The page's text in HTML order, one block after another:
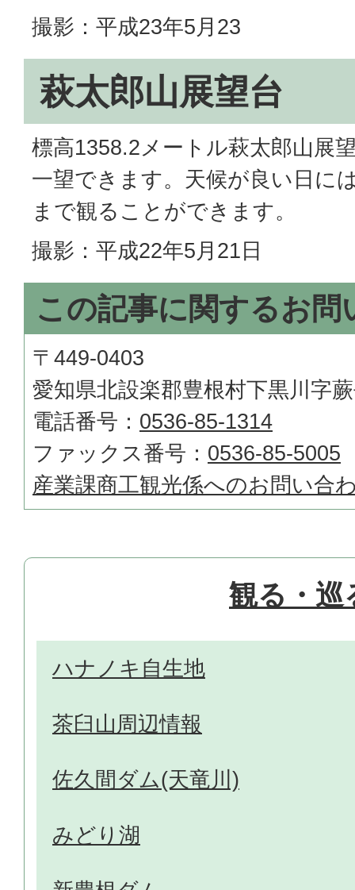
撮影：平成23年5月23
萩太郎山展望台
標高1358.2メートル萩太郎山展
一望できます。天候が良い日に
まで観ることができます。
撮影：平成22年5月21日
この記事に関するお問
〒449-0403
愛知県北設楽郡豊根村下黒川字
電話番号： 0536-85-1314
ファックス番号： 0536-85-5005
産業課商工観光係へのお問い合
観る・巡
ハナノキ自生地
茶臼山周辺情報
佐久間ダム(天竜川)
みどり湖